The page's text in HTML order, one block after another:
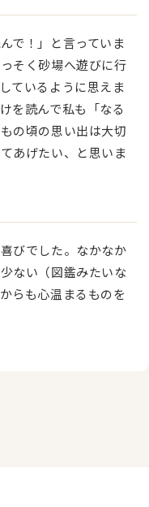
で！」と言っていま
そく砂場へ遊びに行
ているように思えま
を読んで私も「なる
の頃の思い出は大切
あげたい、と思いま
びでした。なかなか
ない（図鑑みたいな
らも心温まるものを